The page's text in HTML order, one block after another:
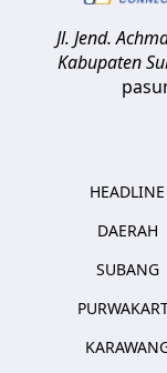
Jl. Jend.
Kabupaten
HEADLINE
DAERAH
SUBANG